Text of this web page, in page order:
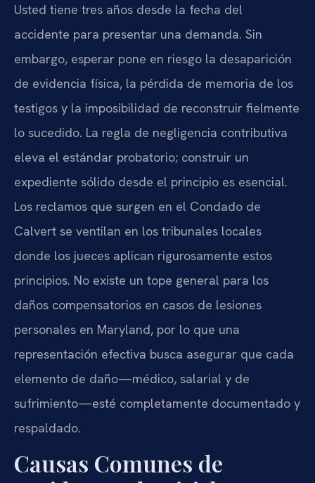
Usted tiene tres años desde la fecha del
accidente para presentar una demanda. Sin
embargo, esperar pone en riesgo la desaparición
de evidencia física, la pérdida de memoria de los
testigos y la imposibilidad de reconstruir fielmente
lo sucedido. La regla de negligencia contributiva
eleva el estándar probatorio; construir un
expediente sólido desde el principio es esencial.
Los reclamos que surgen en el Condado de
Calvert se ventilan en los tribunales locales
donde los jueces aplican rigurosamente estos
principios. No existe un tope general para los
daños compensatorios en casos de lesiones
personales en Maryland, por lo que una
representación efectiva busca asegurar que cada
elemento de daño—médico, salarial y de
sufrimiento—esté completamente documentado y
respaldado.
Causas Comunes de